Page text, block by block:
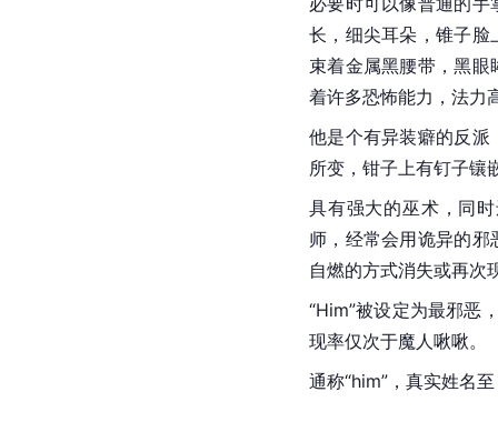
长，细尖耳朵，锥子脸
束着金属黑腰带，黑
着许多恐怖能力，法力
他是个有异装癖的反派
所变，钳子上有钉子镶
具有强大的巫术，同
师，经常会用诡异的
自燃的方式消失或再次
“Him”被设定为最邪恶
现率仅次于魔人啾啾。
通称“him”，真实姓名